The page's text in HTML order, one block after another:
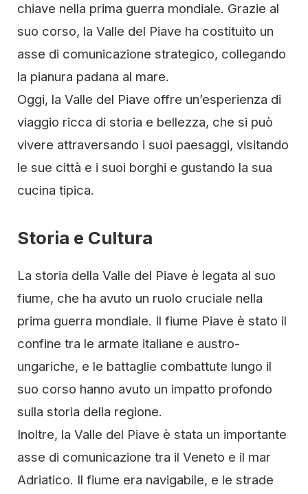
chiave nella prima guerra mondiale. Grazie al
suo corso, la Valle del Piave ha costituito un
asse di comunicazione strategico, collegando
la pianura padana al mare.
Oggi, la Valle del Piave offre un’esperienza di
viaggio ricca di storia e bellezza, che si può
vivere attraversando i suoi paesaggi, visitando
le sue città e i suoi borghi e gustando la sua
cucina tipica.
Storia e Cultura
La storia della Valle del Piave è legata al suo
fiume, che ha avuto un ruolo cruciale nella
prima guerra mondiale. Il fiume Piave è stato il
confine tra le armate italiane e austro-
ungariche, e le battaglie combattute lungo il
suo corso hanno avuto un impatto profondo
sulla storia della regione.
Inoltre, la Valle del Piave è stata un importante
asse di comunicazione tra il Veneto e il mar
Adriatico. Il fiume era navigabile, e le strade